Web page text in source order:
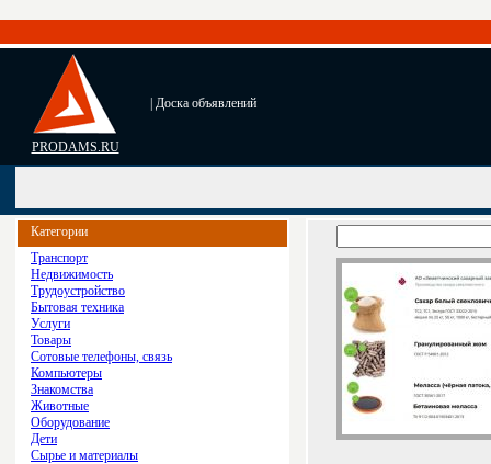
PRODAMS.RU
| Доска объявлений
Категории
Транспорт
Недвижимость
Трудоустройство
Бытовая техника
Услуги
Товары
Сотовые телефоны, связь
Компьютеры
Знакомства
Животные
Оборудование
Дети
Сырье и материалы